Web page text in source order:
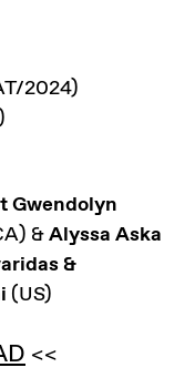
2024)
Gwendolyn
&Alyssa Aska
&
(US)
<<